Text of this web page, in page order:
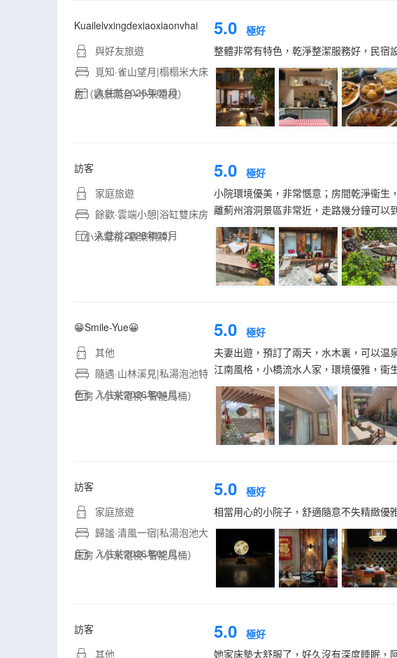
Kuailelvxingdexiaoxiaonvhai
與好友旅遊
覓知·雀山望月|榻榻米大床
房（觀景陽台+小米電視）
入住於2026年05月
5.0 極好
整體非常有特色，乾淨整潔服務好，民宿
訪客
家庭旅遊
餘歡·雲端小憩|浴缸雙床房
（小米電視+歡樂棋牌）
入住於2026年05月
5.0 極好
小院環境優美，非常愜意；房間乾淨衞生
離薊州溶洞景區非常近，走路幾分鐘可以
😁Smile-Yue😀
其他
隨遇·山林溪見|私湯泡池特
色房（小米電視+智能馬桶）
入住於2026年04月
5.0 極好
夫妻出遊，預訂了兩天，水木裏，可以温
江南風格，小橋流水人家，環境優雅，
訪客
家庭旅遊
歸謐·清風一宿|私湯泡池大
床房（小米電視+智能馬桶）
入住於2026年02月
5.0 極好
相當用心的小院子，舒適隨意不失精緻優
訪客
其他
5.0 極好
她家床墊太舒服了，好久沒有深度睡眠，